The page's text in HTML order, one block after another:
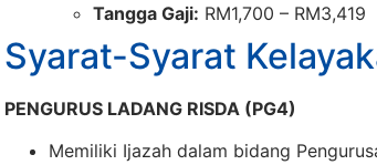
Tangga Gaji: RM1,700 – RM3,419
Syarat-Syarat
PENGURUS LADANG RISDA (PG4)
Memiliki Ijazah dalam bidang